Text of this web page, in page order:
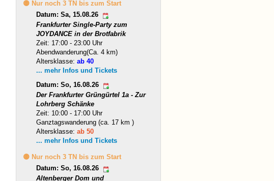
🟡 Nur noch 3 TN bis zum Start
Datum: Sa, 15.08.26
Frankfurter Single-Party zum
JOYDANCE in der Brotfabrik
Zeit: 17:00 - 23:00 Uhr
Abendwanderung(Ca. 4 km)
Altersklasse:ab 40
... mehr Infos und Tickets
Datum: So, 16.08.26
Der Frankfurter Grüngürtel 1a - Zur
Lohrberg Schänke
Zeit: 10:00 - 17:00 Uhr
Ganztagswanderung (ca. 17 km )
Altersklasse:ab 50
... mehr Infos und Tickets
🟡 Nur noch 3 TN bis zum Start
Datum: So, 16.08.26
Altenberger Dom und